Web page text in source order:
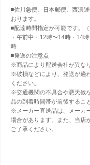
■佐川急便、日本郵便、西濃
おります。
■配達時間指定が可能です。
・午前中・12時〜14時・14
時
■発送の注意点
※商品により配送会社が異な
※破損などにより、発送が適
ください。
※交通機関の不具合や悪天候
品の到着時間帯が前後するこ
※メーカー直送品は、メーカ
場合があります。また、当店
ご了承ください。